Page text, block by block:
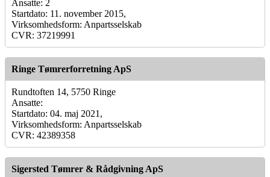
Ansatte: 2
Startdato: 11. november 2015,
Virksomhedsform: Anpartsselskab
CVR: 37219991
Ringe Tømrerforretning ApS
Rundtoften 14, 5750 Ringe
Ansatte:
Startdato: 04. maj 2021,
Virksomhedsform: Anpartsselskab
CVR: 42389358
Sigersted Tømrer & Rådgivning ApS